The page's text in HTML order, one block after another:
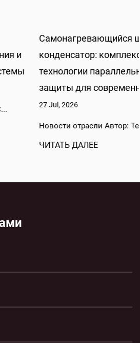
шунтирующий
технический анализ
низковольтной
энергосистем
Техническая команда AT C...